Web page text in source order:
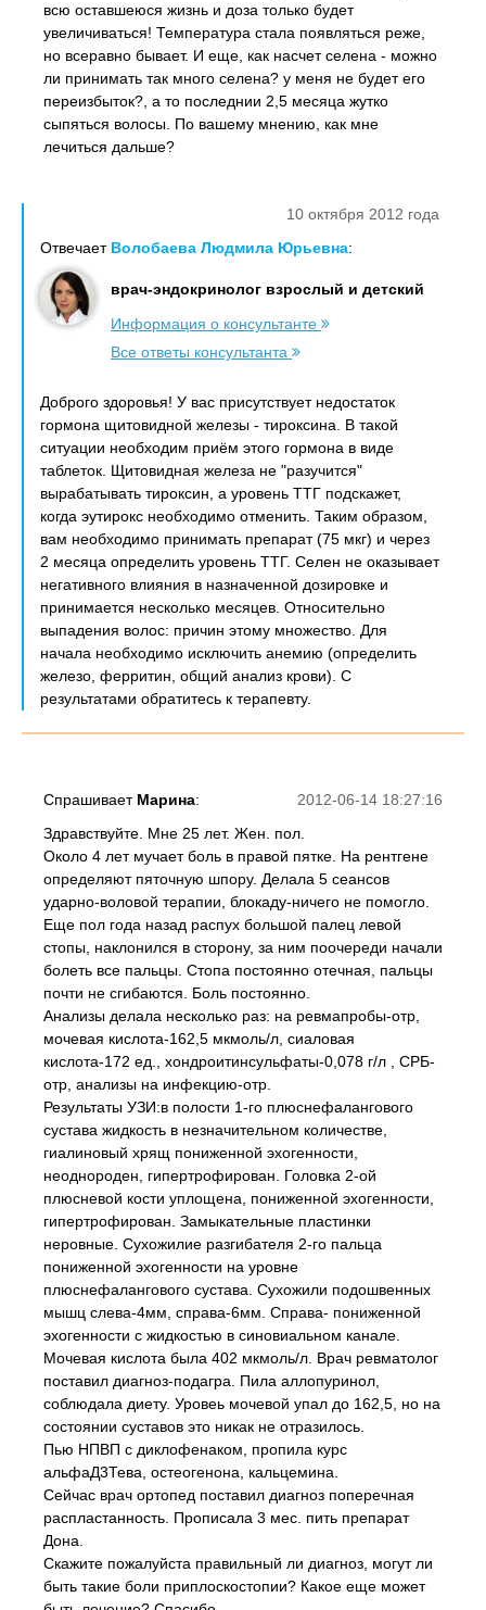
всю оставшеюся жизнь и доза только будет
увеличиваться! Температура стала появляться реже,
но всеравно бывает. И еще, как насчет селена - можно
ли принимать так много селена? у меня не будет его
переизбыток?, а то последнии 2,5 месяца жутко
сыпяться волосы. По вашему мнению, как мне
лечиться дальше?
10 октября 2012 года
Отвечает Волобаева Людмила Юрьевна:
врач-эндокринолог взрослый и детский
Информация о консультанте
Все ответы консультанта
Доброго здоровья! У вас присутствует недостаток
гормона щитовидной железы - тироксина. В такой
ситуации необходим приём этого гормона в виде
таблеток. Щитовидная железа не "разучится"
вырабатывать тироксин, а уровень ТТГ подскажет,
когда эутирокс необходимо отменить. Таким образом,
вам необходимо принимать препарат (75 мкг) и через
2 месяца определить уровень ТТГ. Селен не оказывает
негативного влияния в назначенной дозировке и
принимается несколько месяцев. Относительно
выпадения волос: причин этому множество. Для
начала необходимо исключить анемию (определить
железо, ферритин, общий анализ крови). С
результатами обратитесь к терапевту.
2012-06-14 18:27:16
Спрашивает Марина:
Здравствуйте. Мне 25 лет. Жен. пол.
Около 4 лет мучает боль в правой пятке. На рентгене
определяют пяточную шпору. Делала 5 сеансов
ударно-воловой терапии, блокаду-ничего не помогло.
Еще пол года назад распух большой палец левой
стопы, наклонился в сторону, за ним поочереди начали
болеть все пальцы. Стопа постоянно отечная, пальцы
почти не сгибаются. Боль постоянно.
Анализы делала несколько раз: на ревмапробы-отр,
мочевая кислота-162,5 мкмоль/л, сиаловая
кислота-172 ед., хондроитинсульфаты-0,078 г/л , СРБ-
отр, анализы на инфекцию-отр.
Результаты УЗИ:в полости 1-го плюснефалангового
сустава жидкость в незначительном количестве,
гиалиновый хрящ пониженной эхогенности,
неоднороден, гипертрофирован. Головка 2-ой
плюсневой кости уплощена, пониженной эхогенности,
гипертрофирован. Замыкательные пластинки
неровные. Сухожилие разгибателя 2-го пальца
пониженной эхогенности на уровне
плюснефалангового сустава. Сухожили подошвенных
мышц слева-4мм, справа-6мм. Справа- пониженной
эхогенности с жидкостью в синовиальном канале.
Мочевая кислота была 402 мкмоль/л. Врач ревматолог
поставил диагноз-подагра. Пила аллопуринол,
соблюдала диету. Уровеь мочевой упал до 162,5, но на
состоянии суставов это никак не отразилось.
Пью НПВП с диклофенаком, пропила курс
альфаД3Тева, остеогенона, кальцемина.
Сейчас врач ортопед поставил диагноз поперечная
распластанность. Прописала 3 мес. пить препарат
Дона.
Скажите пожалуйста правильный ли диагноз, могут ли
быть такие боли приплоскостопии? Какое еще может